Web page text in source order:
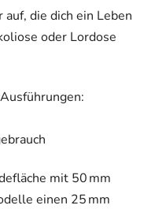
die dich ein Leben
oder Lordose
mit 50 mm
einen 25 mm